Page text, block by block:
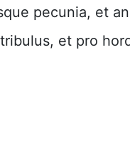
pecunia, et
et pro